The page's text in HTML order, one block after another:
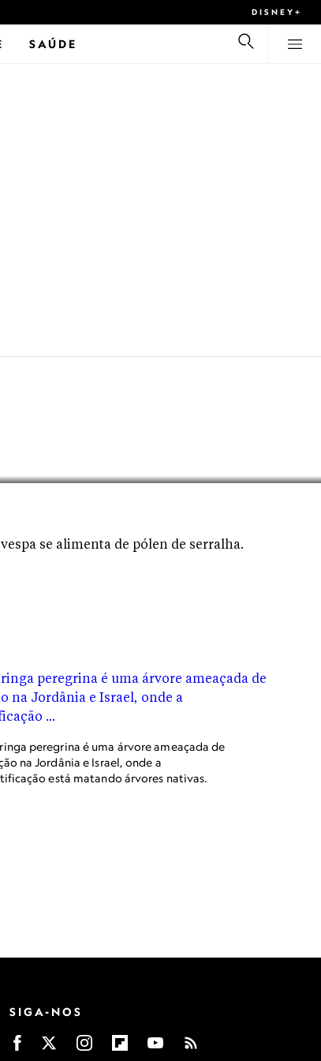
DISNEY+
SAÚDE
peregrina é uma árvore ameaçada de
na Jordânia e Israel, onde a
está matando árvores nativas.
SIGA-NOS